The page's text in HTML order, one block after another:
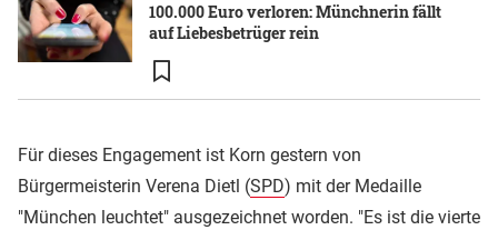
100.000 Euro verloren: Münchnerin fällt
auf Liebesbetrüger rein
Für dieses Engagement ist Korn gestern von
Bürgermeisterin Verena Dietl (SPD) mit der Medaille
"München leuchtet" ausgezeichnet worden. "Es ist die vierte